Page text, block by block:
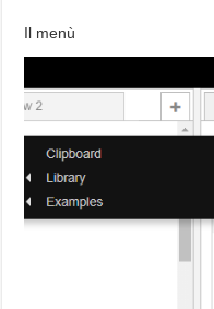
Il menù